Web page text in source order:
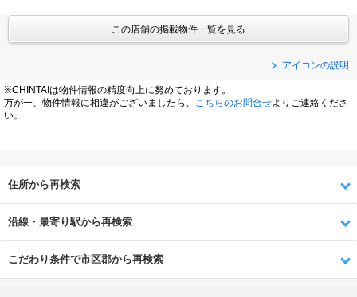
この店舗の掲載物件一覧を見る
アイコンの説明
※CHINTAIは物件情報の精度向上に努めております。
万が一、物件情報に相違がございましたら、
こちらのお問合せよりご連絡くださ
い。
住所から再検索
沿線・最寄り駅から再検索
こだわり条件で市区郡から再検索